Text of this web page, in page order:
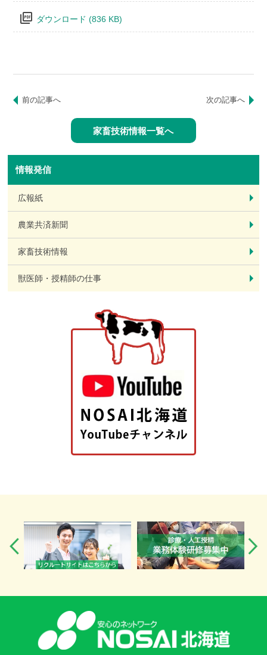
picture_as_pdf ダウンロード (836 KB)
前の記事へ 次の記事へ
家畜技術情報一覧へ
情報発信
広報紙
農業共済新聞
家畜技術情報
獣医師・授精師の仕事